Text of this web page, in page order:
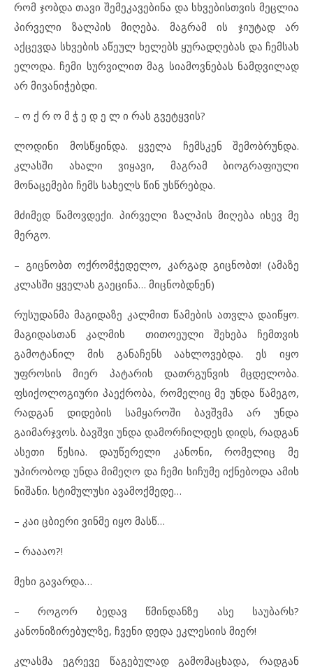
რომ ჯობდა თავი შემეკავებინა და სხვებისთვის მეცლია
პირველი ზალპის მიღება. მაგრამ ის ჯიუტად არ
აქცევდა სხვების აწეულ ხელებს ყურადღებას და ჩემსას
ელოდა. ჩემი სურვილით მაგ სიამოვნებას ნამდვილად
არ მივანიჭებდი.
– ო ქ რ ო მ ჭ ე დ ე ლ ი რას გვეტყვის?
ლოდინი მოსწყინდა. ყველა ჩემსკენ შემობრუნდა.
კლასში ახალი ვიყავი, მაგრამ ბიოგრაფიული
მონაცემები ჩემს სახელს წინ უსწრებდა.
მძიმედ წამოვდექი. პირველი ზალპის მიღება ისევ მე
მერგო.
– გიცნობთ ოქრომჭედელო, კარგად გიცნობთ! (ამაზე
კლასში ყველას გაეცინა… მიცნობდნენ)
რუსუდანმა მაგიდაზე კალმით წამების ათვლა დაიწყო.
მაგიდასთან კალმის თითოეული შეხება ჩემთვის
გამოტანილ მის განაჩენს აახლოვებდა. ეს იყო
უფროსის მიერ პატარის დათრგუნვის მცდელობა.
ფსიქოლოგიური პაექრობა, რომელიც მე უნდა წამეგო,
რადგან დიდების სამყაროში ბავშვმა არ უნდა
გაიმარჯვოს. ბავშვი უნდა დამორჩილდეს დიდს, რადგან
ასეთი წესია. დაუწერელი კანონი, რომელიც მე
უპირობოდ უნდა მიმეღო და ჩემი სიჩუმე იქნებოდა ამის
ნიშანი. სტიმულუსი ავამოქმედე…
– კაი ცბიერი ვინმე იყო მასწ…
– რაააო?!
მეხი გავარდა…
– როგორ ბედავ წმინდანზე ასე საუბარს?
კანონიზირებულზე, ჩვენი დედა ეკლესიის მიერ!
კლასმა ეგრევე წაგებულად გამომაცხადა, რადგან